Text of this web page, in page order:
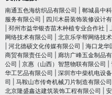
南通五色海纺织品有限公司 郸城县中
服务有限公司
四川木昜装饰装修设计
邳州市益华银杏苗木种植专业合作社
网络技术有限公司
北京乐学帮网络技
河北德硕文化传媒有限公司 海口龙华
商贸有限责任公司
廊坊广峰五金制品
公司
京惠（山西）智慧物联有限公司
华工艺品有限公司
深圳市中柴机电设
司
马鞍山市传奇机械刀片制造有限公司
北京隆盛鑫达建筑装饰工程有限公司